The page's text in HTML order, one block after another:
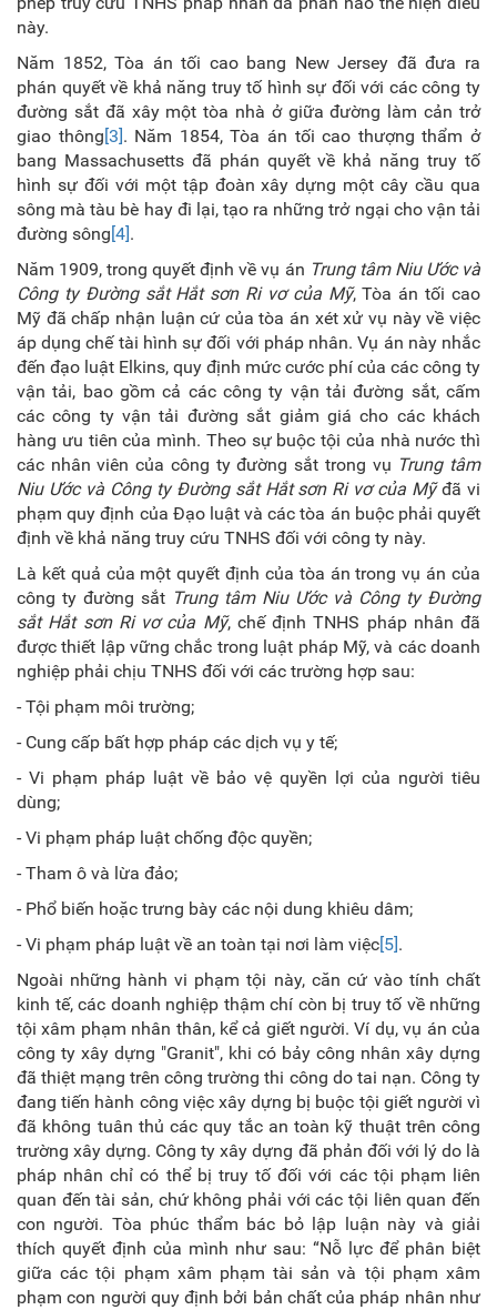
này.
Năm 1852, Tòa án tối cao bang New Jersey đã đưa ra
phán quyết về khả năng truy tố hình sự đối với các công ty
đường sắt đã xây một tòa nhà ở giữa đường làm cản trở
giao thông[3]. Năm 1854, Tòa án tối cao thượng thẩm ở
bang Massachusetts đã phán quyết về khả năng truy tố
hình sự đối với một tập đoàn xây dựng một cây cầu qua
sông mà tàu bè hay đi lại, tạo ra những trở ngại cho vận tải
đường sông[4].
Năm 1909, trong quyết định về vụ án Trung tâm Niu Ước và
Công ty Đường sắt Hắt sơn Ri vơ của Mỹ, Tòa án tối cao
Mỹ đã chấp nhận luận cứ của tòa án xét xử vụ này về việc
áp dụng chế tài hình sự đối với pháp nhân. Vụ án này nhắc
đến đạo luật Elkins, quy định mức cước phí của các công ty
vận tải, bao gồm cả các công ty vận tải đường sắt, cấm
các công ty vận tải đường sắt giảm giá cho các khách
hàng ưu tiên của mình. Theo sự buộc tội của nhà nước thì
các nhân viên của công ty đường sắt trong vụ Trung tâm
Niu Ước và Công ty Đường sắt Hắt sơn Ri vơ của Mỹđã vi
phạm quy định của Đạo luật và các tòa án buộc phải quyết
định về khả năng truy cứu TNHS đối với công ty này.
Là kết quả của một quyết định của tòa án trong vụ án của
công ty đường sắt Trung tâm Niu Ước và Công ty Đường
sắt Hắt sơn Ri vơ của Mỹ, chế định TNHS pháp nhân đã
được thiết lập vững chắc trong luật pháp Mỹ, và các doanh
nghiệp phải chịu TNHS đối với các trường hợp sau:
- Tội phạm môi trường;
- Cung cấp bất hợp pháp các dịch vụ y tế;
- Vi phạm pháp luật về bảo vệ quyền lợi của người tiêu
dùng;
- Vi phạm pháp luật chống độc quyền;
- Tham ô và lừa đảo;
- Phổ biến hoặc trưng bày các nội dung khiêu dâm;
- Vi phạm pháp luật về an toàn tại nơi làm việc[5].
Ngoài những hành vi phạm tội này, căn cứ vào tính chất
kinh tế, các doanh nghiệp thậm chí còn bị truy tố về những
tội xâm phạm nhân thân, kể cả giết người. Ví dụ, vụ án của
công ty xây dựng "Granit", khi có bảy công nhân xây dựng
đã thiệt mạng trên công trường thi công do tai nạn. Công ty
đang tiến hành công việc xây dựng bị buộc tội giết người vì
đã không tuân thủ các quy tắc an toàn kỹ thuật trên công
trường xây dựng. Công ty xây dựng đã phản đối với lý do là
pháp nhân chỉ có thể bị truy tố đối với các tội phạm liên
quan đến tài sản, chứ không phải với các tội liên quan đến
con người. Tòa phúc thẩm bác bỏ lập luận này và giải
thích quyết định của mình như sau: “Nỗ lực để phân biệt
giữa các tội phạm xâm phạm tài sản và tội phạm xâm
phạm con người quy định bởi bản chất của pháp nhân như